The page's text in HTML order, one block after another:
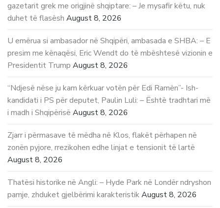
gazetarit grek me origjinë shqiptare: – Je mysafir këtu, nuk
duhet të flasësh August 8, 2026
U emërua si ambasador në Shqipëri, ambasada e SHBA: – E
presim me kënaqësi, Eric Wendt do të mbështesë vizionin e
Presidentit Trump August 8, 2026
“Ndjesë nëse ju kam kërkuar votën për Edi Ramën”- Ish-
kandidati i PS për deputet, Paulin Luli: – Është tradhtari më
i madh i Shqipërisë August 8, 2026
Zjarr i përmasave të mëdha në Klos, flakët përhapen në
zonën pyjore, rrezikohen edhe linjat e tensionit të lartë
August 8, 2026
Thatësi historike në Angli: – Hyde Park në Londër ndryshon
pamje, zhduket gjelbërimi karakteristikAugust 8, 2026